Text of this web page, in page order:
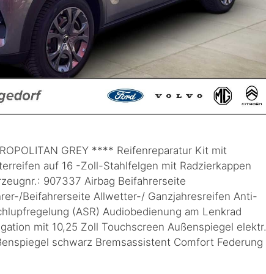
GREY **** Reifenreparatur Kit mit
auf 16 -Zoll-Stahlfelgen mit Radzierkappen
907337 Airbag Beifahrerseite
Beifahrerseite Allwetter-/ Ganzjahresreifen Anti-
(ASR) Audiobedienung am Lenkrad
mit 10,25 Zoll Touchscreen Außenspiegel elektr.
schwarz Bremsassistent Comfort Federung